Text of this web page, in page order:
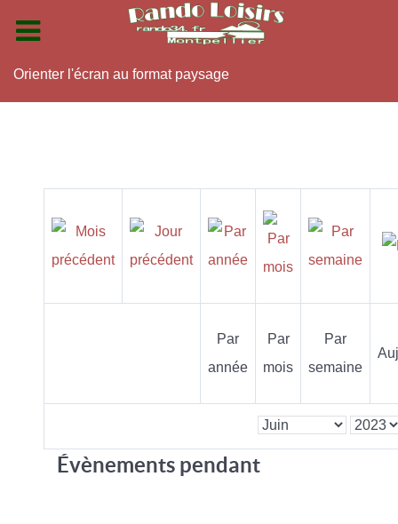
Orienter l'écran au format paysage
Par
année
Par
mois
Par
semaine
Évènements pendant